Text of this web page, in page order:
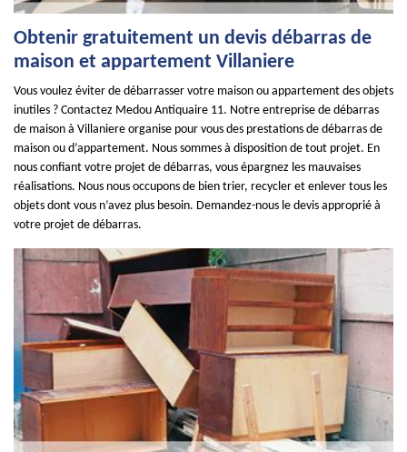
Obtenir gratuitement un devis débarras de
maison et appartement Villaniere
Vous voulez éviter de débarrasser votre maison ou appartement des objets
inutiles ? Contactez Medou Antiquaire 11. Notre entreprise de débarras
de maison à Villaniere organise pour vous des prestations de débarras de
maison ou d’appartement. Nous sommes à disposition de tout projet. En
nous confiant votre projet de débarras, vous épargnez les mauvaises
réalisations. Nous nous occupons de bien trier, recycler et enlever tous les
objets dont vous n’avez plus besoin. Demandez-nous le devis approprié à
votre projet de débarras.